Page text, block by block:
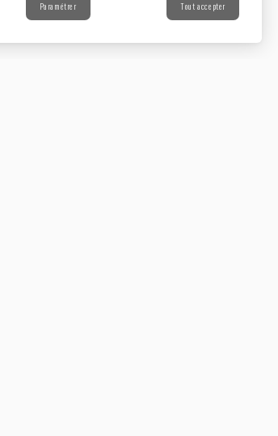
Contact
Paramétrer Tout accepter